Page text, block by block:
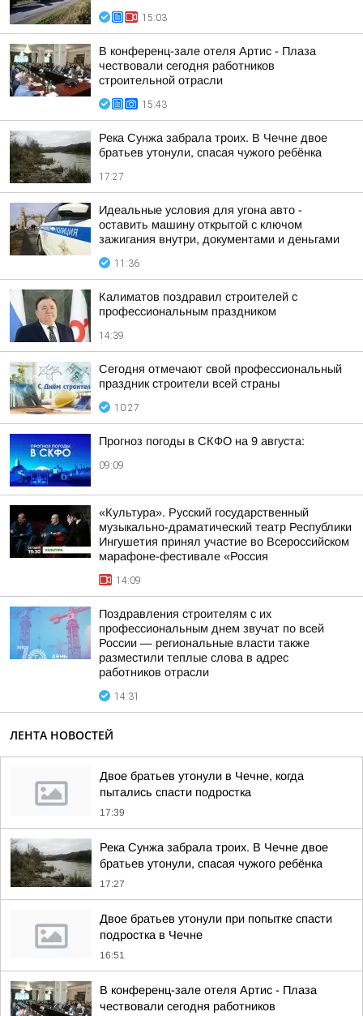
15:03
В конференц-зале отеля Артис - Плаза
чествовали сегодня работников
строительной отрасли
15:43
Река Сунжа забрала троих. В Чечне двое
братьев утонули, спасая чужого ребёнка
17:27
Идеальные условия для угона авто -
оставить машину открытой с ключом
зажигания внутри, документами и деньгами
11:36
Калиматов поздравил строителей с
профессиональным праздником
14:39
Сегодня отмечают свой профессиональный
праздник строители всей страны
10:27
Прогноз погоды в СКФО на 9 августа:
09:09
«Культура». Русский государственный
музыкально-драматический театр Республики
Ингушетия принял участие во Всероссийском
марафоне-фестивале «Россия
14:09
Поздравления строителям с их
профессиональным днем звучат по всей
России — региональные власти также
разместили теплые слова в адрес
работников отрасли
14:31
ЛЕНТА НОВОСТЕЙ
Двое братьев утонули в Чечне, когда
пытались спасти подростка
17:39
Река Сунжа забрала троих. В Чечне двое
братьев утонули, спасая чужого ребёнка
17:27
Двое братьев утонули при попытке спасти
подростка в Чечне
16:51
В конференц-зале отеля Артис - Плаза
чествовали сегодня работников